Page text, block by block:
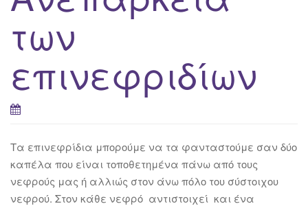
των
επινεφριδίων
Τα επινεφρίδια μπορούμε να τα φανταστούμε σαν δύο
καπέλα που είναι τοποθετημένα πάνω από τους
νεφρούς μας ή αλλιώς στον άνω πόλο του σύστοιχου
νεφρού. Στον κάθε νεφρό αντιστοιχεί και ένα